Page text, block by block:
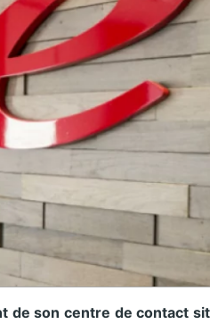
de son centre de contact